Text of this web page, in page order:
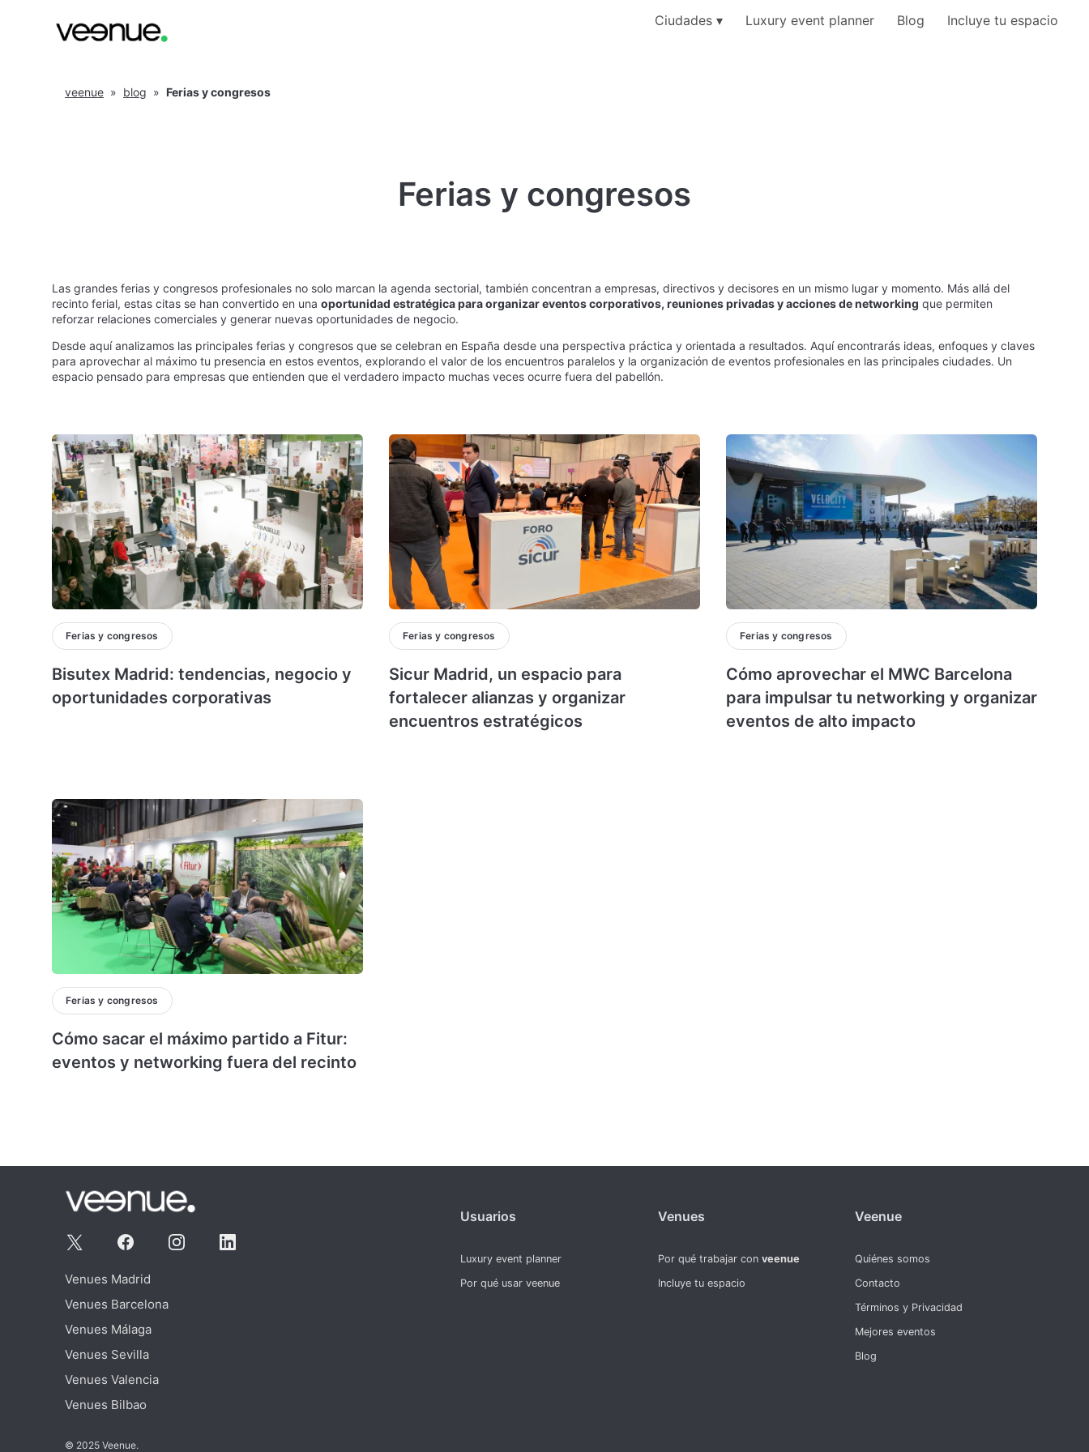
Ciudades Luxury event planner Blog Incluye tu espacio
veenue » blog » Ferias y congresos
Ferias y congresos
Las grandes ferias y congresos profesionales no solo marcan la agenda sectorial, también concentran a empresas, directivos y decisores en un mismo lugar y momento. Más allá del
recinto ferial, estas citas se han convertido en una oportunidad estratégica para organizar eventos corporativos, reuniones privadas y acciones de networking que permiten
reforzar relaciones comerciales y generar nuevas oportunidades de negocio.
Desde aquí analizamos las principales ferias y congresos que se celebran en España desde una perspectiva práctica y orientada a resultados. Aquí encontrarás ideas, enfoques y claves
para aprovechar al máximo tu presencia en estos eventos, explorando el valor de los encuentros paralelos y la organización de eventos profesionales en las principales ciudades. Un
espacio pensado para empresas que entienden que el verdadero impacto muchas veces ocurre fuera del pabellón.
Ferias y congresos
Bisutex Madrid: tendencias, negocio y
oportunidades corporativas
Ferias y congresos
Sicur Madrid, un espacio para
fortalecer alianzas y organizar
encuentros estratégicos
Ferias y congresos
Cómo aprovechar el MWC Barcelona
para impulsar tu networking y organizar
eventos de alto impacto
Ferias y congresos
Cómo sacar el máximo partido a Fitur:
eventos y networking fuera del recinto
Venues Madrid
Venues Barcelona
Venues Málaga
Venues Sevilla
Venues Valencia
Venues Bilbao
Usuarios
Luxury event planner
Por qué usar veenue
Venues
Por qué trabajar con veenue
Incluye tu espacio
Veenue
Quiénes somos
Contacto
Términos y Privacidad
Mejores eventos
Blog
© 2025 Veenue.